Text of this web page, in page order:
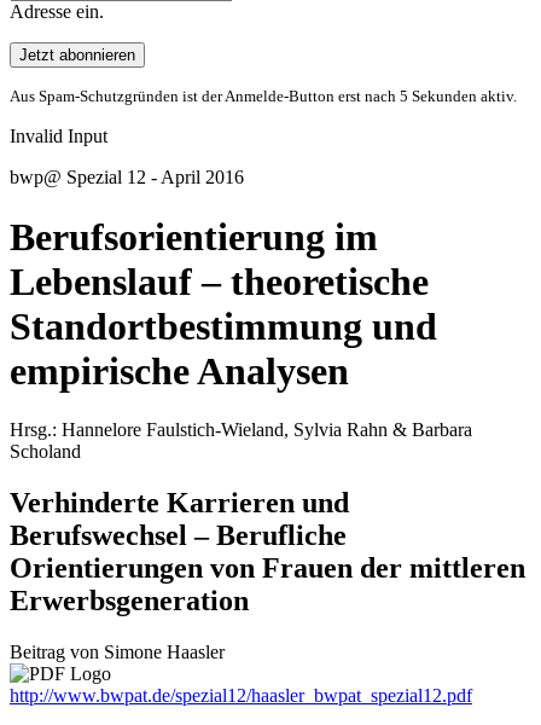
Adresse ein.
Jetzt abonnieren
Aus Spam-Schutzgründen ist der Anmelde-Button erst nach 5 Sekunden aktiv.
Invalid Input
bwp@ Spezial 12 - April 2016
Berufsorientierung im
Lebenslauf – theoretische
Standortbestimmung und
empirische Analysen
Hrsg.: Hannelore Faulstich-Wieland, Sylvia Rahn & Barbara
Scholand
Verhinderte Karrieren und
Berufswechsel – Berufliche
Orientierungen von Frauen der mittleren
Erwerbsgeneration
Beitrag von Simone Haasler
http://www.bwpat.de/spezial12/haasler_bwpat_spezial12.pdf